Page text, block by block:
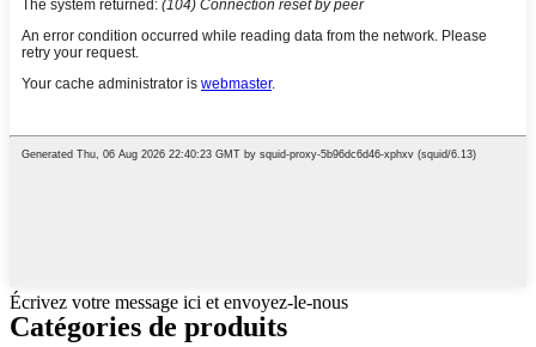
Écrivez votre message ici et envoyez-le-nous
Catégories de produits